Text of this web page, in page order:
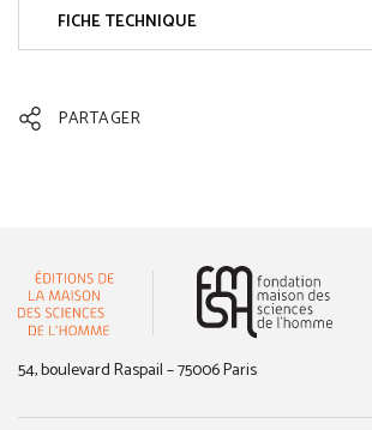
FICHE TECHNIQUE
PARTAGER
54, boulevard Raspail – 75006 Paris